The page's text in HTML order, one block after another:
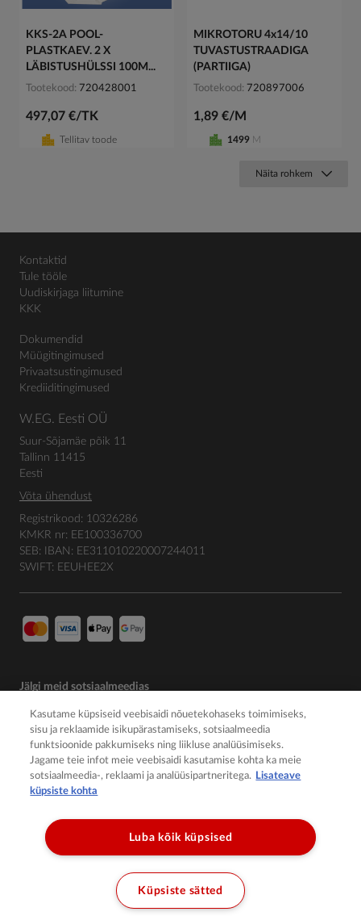
KKS-2A POOL-
PLASTKAEV. 2 X
LÄBISTUSHÜLSSI 100M...
Tootekood 720428001
497,07 €/TK
Tellitav toode
MIKROTORU 4x14/10
TUVASTUSTRAADIGA
(PARTIIGA)
Tootekood 720897006
1,89 €/M
1499 M
Näita rohkem
Kontaktid
Tule tööle
Uudiskirjaga liitumine
KKK
Dokumendid
Müügitingimused
Privaatsustingimused
Krediiditingimused
W.EG. Eesti OÜ
Suur-Sõjamäe põik 11
Tallinn 11415
Eesti
Võta ühendust
Registrikood: 10326286
KMKR nr: EE100336700
SEB: IBAN: EE311010220007244011
SWIFT: EEUHEE2X
Jälgi meid sotsiaalmeedias
Kasutame küpsiseid veebisaidi nõuetekohaseks toimimiseks,
sisu ja reklaamide isikupärastamiseks, sotsiaalmeedia
funktsioonide pakkumiseks ning liikluse analüüsimiseks.
Jagame teie infot meie veebisaidi kasutamise kohta ka meie
sotsiaalmeedia-, reklaami ja analüüsipartneritega. Lisateave
küpsiste kohta
Luba kõik küpsised
Küpsiste sätted